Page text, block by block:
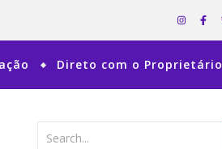
Direto com o Proprietário